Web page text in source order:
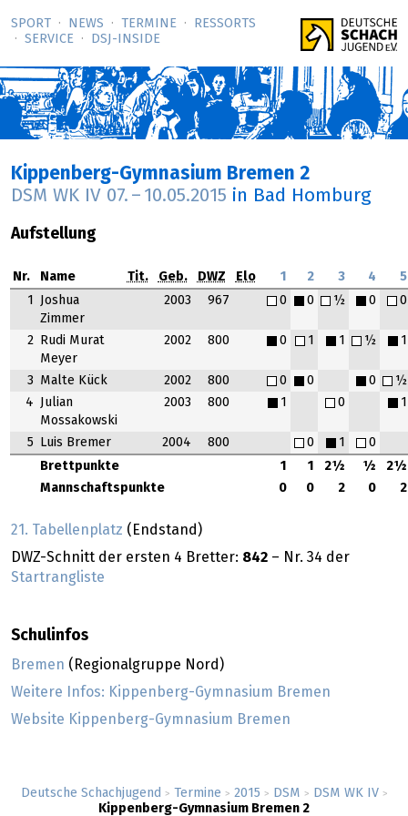
SPORT NEWS TERMINE
RESSORTS
SERVICE
DSJ-­INSIDE
Deutsche Schachjugend > Termine > 2015 > DSM > DSM WK IV >
Kippenberg-Gymnasium Bremen 2
Kippenberg-Gymnasium Bremen 2
DSM WK IV 07. – 10.05.2015 in Bad Homburg
Aufstellung
Nr. Name Tit. Geb. DWZ Elo 1 2 3 4 5
Brettpunkte 1 1 2½ ½
2½
Mannschaftspunkte
0 0 2 0 2
1
Joshua
Zimmer
2003 967 0 0 ½ 0 0
2
Rudi Murat
Meyer
2002 800 0 1 1 ½ 1
3 Malte Kück 2002 800 0 0 0
½
4
Julian
Mossakowski
2003 800 1 0 1
5 Luis Bremer 2004 800 0 1 0
21. Tabellenplatz (Endstand)
DWZ-Schnitt der ersten 4 Bretter: 842 – Nr. 34 der
Startrangliste
Schulinfos
Bremen (Regionalgruppe Nord)
Weitere Infos: Kippenberg-Gymnasium Bremen
Website Kippenberg-Gymnasium Bremen